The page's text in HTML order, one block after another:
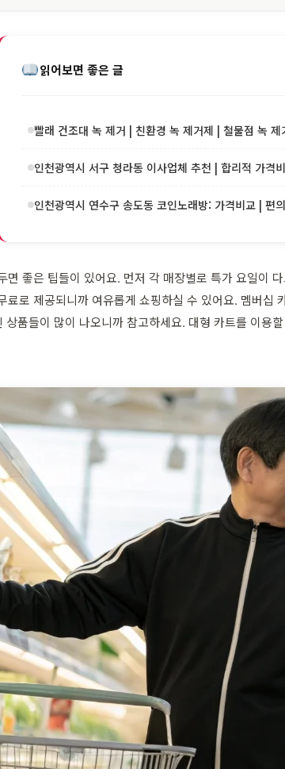
읽어보면 좋은 글
빨래 건조대 녹 제거 | 친환경 녹 제거제 | 철물점 녹 제
인천광역시 서구 청라동 이사업체 추천 | 합리적 가격
인천광역시 연수구 송도동 코인노래방: 가격비교 | 편
면 좋은 팁들이 있어요. 먼저 각 매장별로 특가 요일이
료로 제공되니까 여유롭게 쇼핑하실 수 있어요. 멤버
품들이 많이 나오니까 참고하세요. 대형 카트를 이용